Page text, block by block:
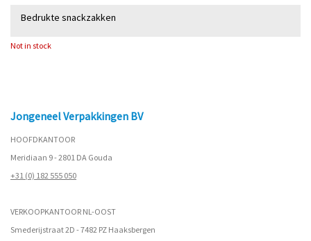
Bedrukte snackzakken
Not in stock
Jongeneel Verpakkingen BV
HOOFDKANTOOR
Meridiaan 9 - 2801 DA Gouda
+31 (0) 182 555 050
VERKOOPKANTOOR NL-OOST
Smederijstraat 2D - 7482 PZ Haaksbergen